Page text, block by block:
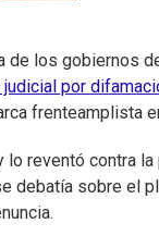
los gobiernos
judicial por
frenteamplista
lo reventó contra la
debatía sobre el